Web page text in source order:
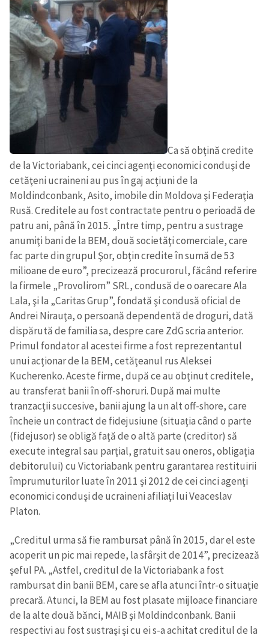
Ca să obţină credite
de la Victoriabank, cei cinci agenţi economici conduşi de
cetăţeni ucraineni au pus în gaj acţiuni de la
Moldindconbank, Asito, imobile din Moldova şi Federaţia
Rusă. Creditele au fost contractate pentru o perioadă de
patru ani, până în 2015. „Între timp, pentru a sustrage
anumiţi bani de la BEM, două societăţi comerciale, care
fac parte din grupul Şor, obţin credite în sumă de 53
milioane de euro”, precizează procurorul, făcând referire
la firmele „Provolirom” SRL, condusă de o oarecare Ala
Lala, şi la „Caritas Grup”, fondată şi condusă oficial de
Andrei Nirauţa, o persoană dependentă de droguri, dată
dispărută de familia sa, despre care ZdG scria anterior.
Primul fondator al acestei firme a fost reprezentantul
unui acţionar de la BEM, cetăţeanul rus Aleksei
Kucherenko. Aceste firme, după ce au obţinut creditele,
au transferat banii în off-shoruri. După mai multe
tranzacţii succesive, banii ajung la un alt off-shore, care
încheie un contract de fidejusiune (situaţia când o parte
(fidejusor) se obligă faţă de o altă parte (creditor) să
execute integral sau parţial, gratuit sau oneros, obligaţia
debitorului) cu Victoriabank pentru garantarea restituirii
împrumuturilor luate în 2011 şi 2012 de cei cinci agenţi
economici conduşi de ucraineni afiliaţi lui Veaceslav
Platon.
„Creditul urma să fie rambursat până în 2015, dar el este
acoperit un pic mai repede, la sfârşit de 2014”, precizează
şeful PA. „Astfel, creditul de la Victoriabank a fost
rambursat din banii BEM, care se afla atunci într-o situaţie
precară. Atunci, la BEM au fost plasate mijloace financiare
de la alte două bănci, MAIB şi Moldindconbank. Banii
respectivi au fost sustraşi şi cu ei s-a achitat creditul de la
CONTACT SURSĂ
Sursă anonimă
Nume
Email+ Emailul meu
+ Telefon personal
Am citit și sunt de
acord cupolitica de
confidențialitate.
TRIMITE ȘTIREA